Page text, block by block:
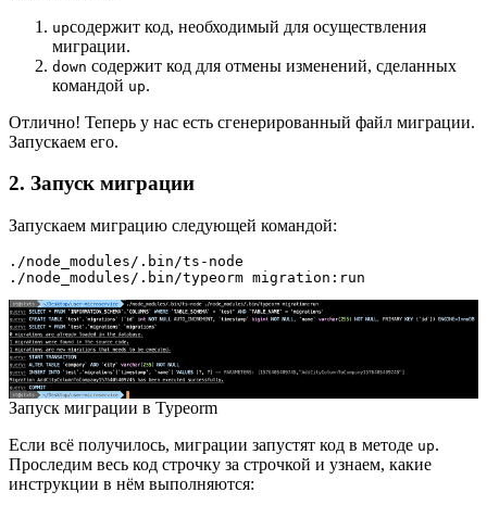
upсодержит код, необходимый для осуществления
миграции.
down содержит код для отмены изменений, сделанных
командой up.
Отлично! Теперь у нас есть сгенерированный файл миграции.
Запускаем его.
2. Запуск миграции
Запускаем миграцию следующей командой:
./node_modules/.bin/ts-node
./node_modules/.bin/typeorm migration:run
Запуск миграции в Typeorm
Если всё получилось, миграции запустят код в методе up.
Проследим весь код строчку за строчкой и узнаем, какие
инструкции в нём выполняются: